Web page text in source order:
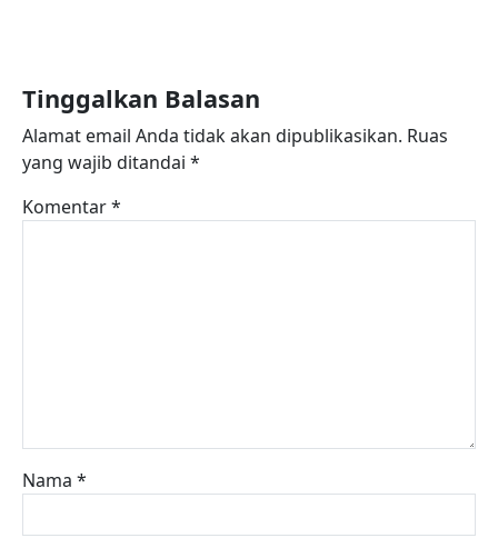
Tinggalkan Balasan
Alamat email Anda tidak akan dipublikasikan. Ruas
yang wajib ditandai *
Komentar*
Nama *